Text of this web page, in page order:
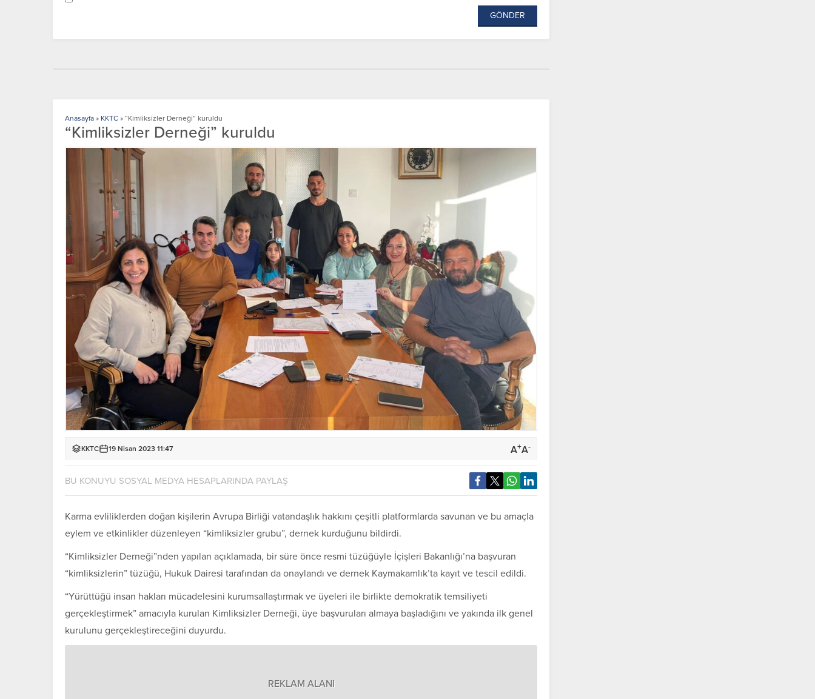
Anasayfa » KKTC » “Kimliksizler Derneği” kuruldu
“Kimliksizler Derneği” kuruldu
KKTC 19 Nisan 2023 11:47 A+A-
BU KONUYU SOSYAL MEDYA HESAPLARINDA PAYLAŞ
Karma evliliklerden doğan kişilerin Avrupa Birliği vatandaşlık hakkını çeşitli platformlarda savunan ve bu amaçla
eylem ve etkinlikler düzenleyen “kimliksizler grubu”, dernek kurduğunu bildirdi.
“Kimliksizler Derneği”nden yapılan açıklamada, bir süre önce resmi tüzüğüyle İçişleri Bakanlığı’na başvuran
“kimliksizlerin” tüzüğü, Hukuk Dairesi tarafından da onaylandı ve dernek Kaymakamlık’ta kayıt ve tescil edildi.
“Yürüttüğü insan hakları mücadelesini kurumsallaştırmak ve üyeleri ile birlikte demokratik temsiliyeti
gerçekleştirmek” amacıyla kurulan Kimliksizler Derneği, üye başvuruları almaya başladığını ve yakında ilk genel
kurulunu gerçekleştireceğini duyurdu.
REKLAM ALANI